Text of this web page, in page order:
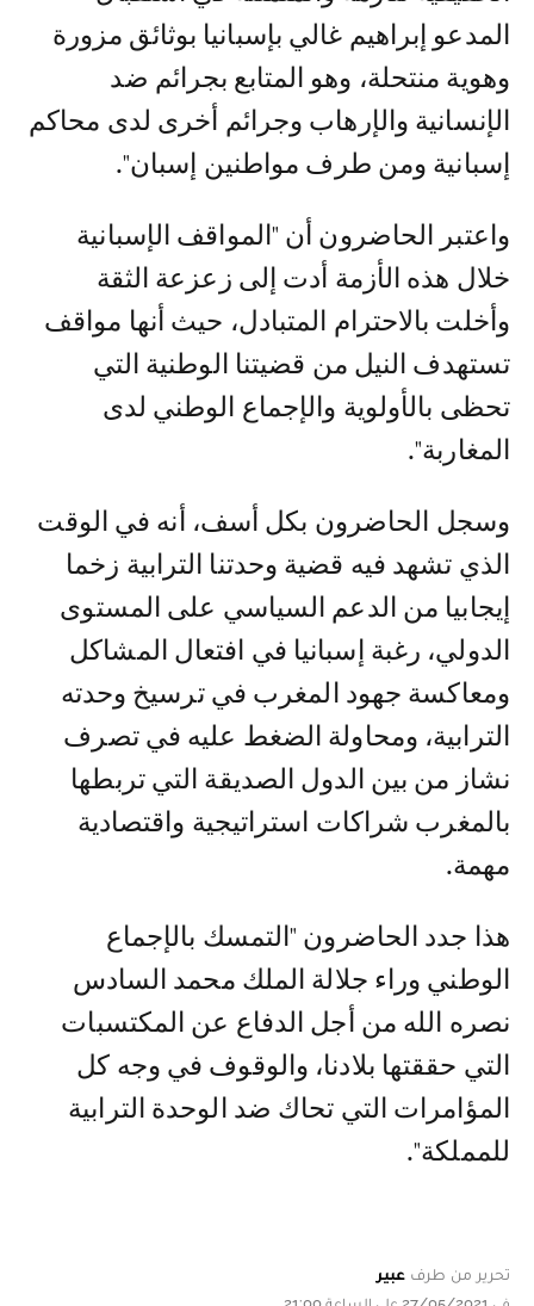
المدعو إبراهيم غالي بإسبانيا بوثائق مزورة
وهوية منتحلة، وهو المتابع بجرائم ضد
الإنسانية والإرهاب وجرائم أخرى لدى محاكم
إسبانية ومن طرف مواطنين إسبان".
واعتبر الحاضرون أن "المواقف الإسبانية
خلال هذه الأزمة أدت إلى زعزعة الثقة
وأخلت بالاحترام المتبادل، حيث أنها مواقف
تستهدف النيل من قضيتنا الوطنية التي
تحظى بالأولوية والإجماع الوطني لدى
المغاربة".
وسجل الحاضرون بكل أسف، أنه في الوقت
الذي تشهد فيه قضية وحدتنا الترابية زخما
إيجابيا من الدعم السياسي على المستوى
الدولي، رغبة إسبانيا في افتعال المشاكل
ومعاكسة جهود المغرب في ترسيخ وحدته
الترابية، ومحاولة الضغط عليه في تصرف
نشاز من بين الدول الصديقة التي تربطها
بالمغرب شراكات استراتيجية واقتصادية
مهمة.
هذا جدد الحاضرون "التمسك بالإجماع
الوطني وراء جلالة الملك محمد السادس
نصره الله من أجل الدفاع عن المكتسبات
التي حققتها بلادنا، والوقوف في وجه كل
المؤامرات التي تحاك ضد الوحدة الترابية
للمملكة".
تحرير من طرف عبير
في 27/05/2021 على الساعة 21:00